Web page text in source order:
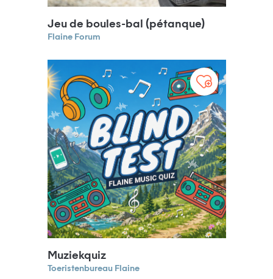
Jeu de boules-bal (pétanque)
Flaine Forum
Muziekquiz
Toeristenbureau Flaine